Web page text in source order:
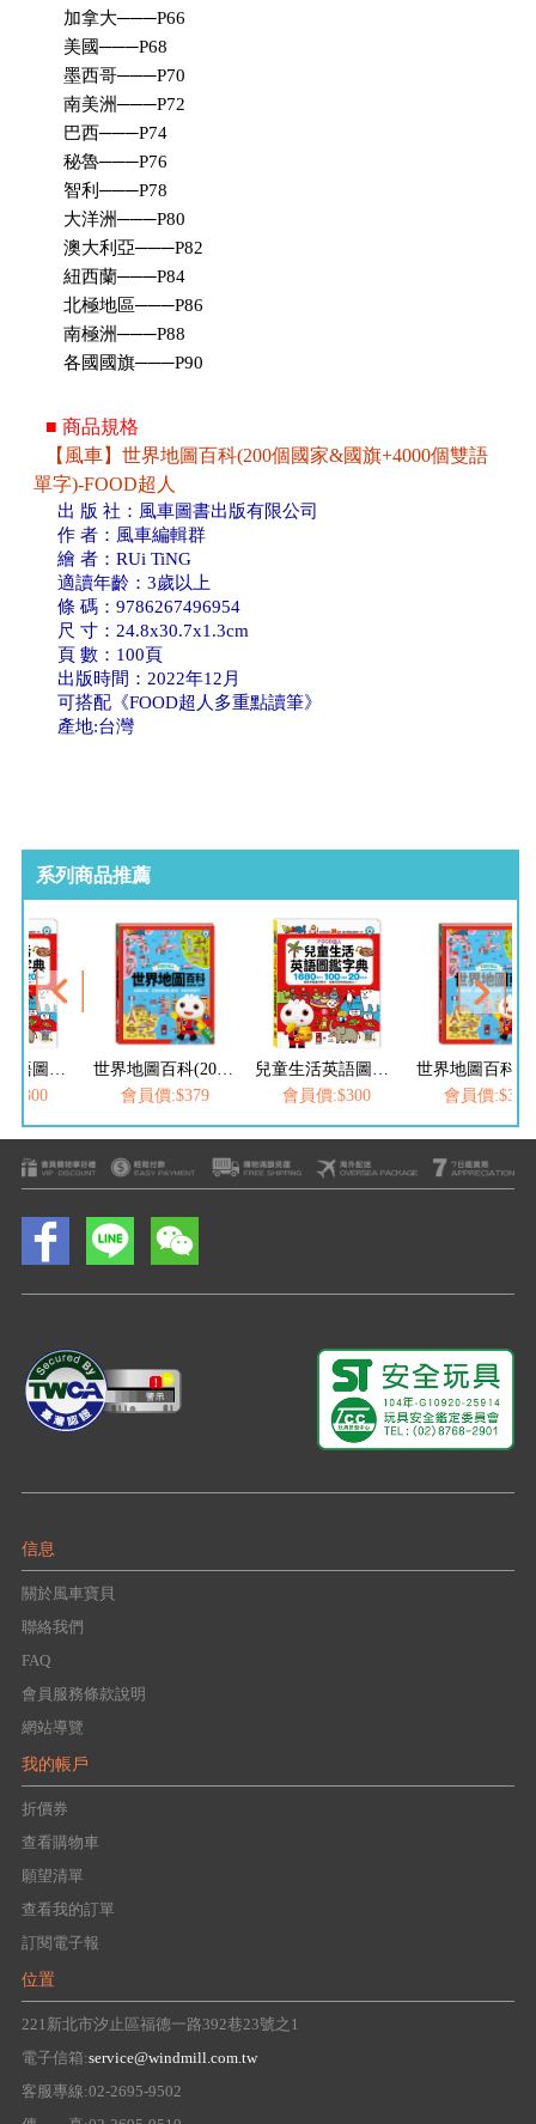
加拿大───P66
美國───P68
墨西哥───P70
南美洲───P72
巴西───P74
秘魯───P76
智利───P78
大洋洲───P80
澳大利亞───P82
紐西蘭───P84
北極地區───P86
南極洲───P88
各國國旗───P90
■ 商品規格
【風車】世界地圖百科(200個國家&國旗+4000個雙語
單字)-FOOD超人
出 版 社：風車圖書出版有限公司
作 者：風車編輯群
繪 者：RUi TiNG
適讀年齡：3歲以上
條 碼：9786267496954
尺 寸：24.8x30.7x1.3cm
頁 數：100頁
出版時間：2022年12月
可搭配《FOOD超人多重點讀筆》
產地:台灣
系列商品推薦
兒童生活英語圖鑑字典(1680個單字+100句會話+20首歌謠)-FOOD超人
:$300
世界地圖百科(200個國家&國旗+4000個雙語單字)-FOOD超人
會員價:$379
兒童生活英語圖鑑字典(1680個單字+100句會話+20首歌謠)-FOOD超人
會員價:$300
會員價:$379
信息
關於風車寶貝
聯絡我們
FAQ
會員服務條款說明
網站導覽
我的帳戶
折價券
查看購物車
願望清單
查看我的訂單
訂閱電子報
位置
221新北市汐止區福德一路392巷23號之1
電子信箱:service@windmill.com.tw
客服專線:02-2695-9502